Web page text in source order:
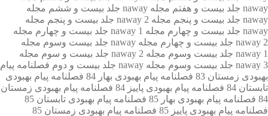
naway جلد بیست و هفتم
مجله naway جلد بیست و ششم
مجله
naway جلد بیست و پنجم
مجله 2 naway جلد بیست و پنجم
مجله
naway جلد بیست و چهارم
مجله naway 1 جلد بیست و چهارم
مجله
naway 2 جلد بیست و چهارم
مجله naway جلد بیست وسوم
مجله
naway 1 جلد بیست وسوم
مجله naway 2 جلد بیست و سوم
مجله
naway 3 جلد بیست وسوم
مجله naway جلد بیست و دوم
فصلنامه پیام
بهبودی زمستان 83
فصلنامه پیام بهبودی بهار 84
فصلنامه پیام بهبودی
تابستان 84
فصلنامه پیام بهبودی پاییز 84
فصلنامه پیام بهبودی زمستان
84 فصلنامه پیام بهبودی بهار 85
فصلنامه پیام بهبودی تابستان 85
فصلنامه پیام بهبودی پاییز 85
فصلنامه پیام بهبودی زمستان 85